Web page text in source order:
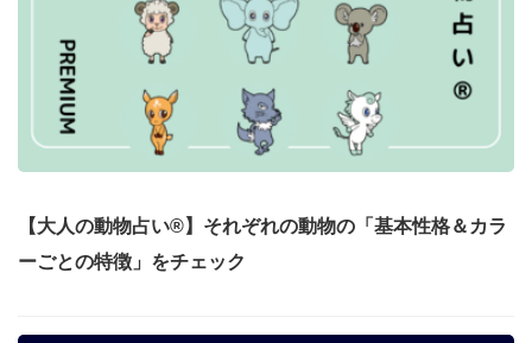
【大人の動物占い®】それぞれの動物の「基本性格＆カラ
ーごとの特徴」をチェック